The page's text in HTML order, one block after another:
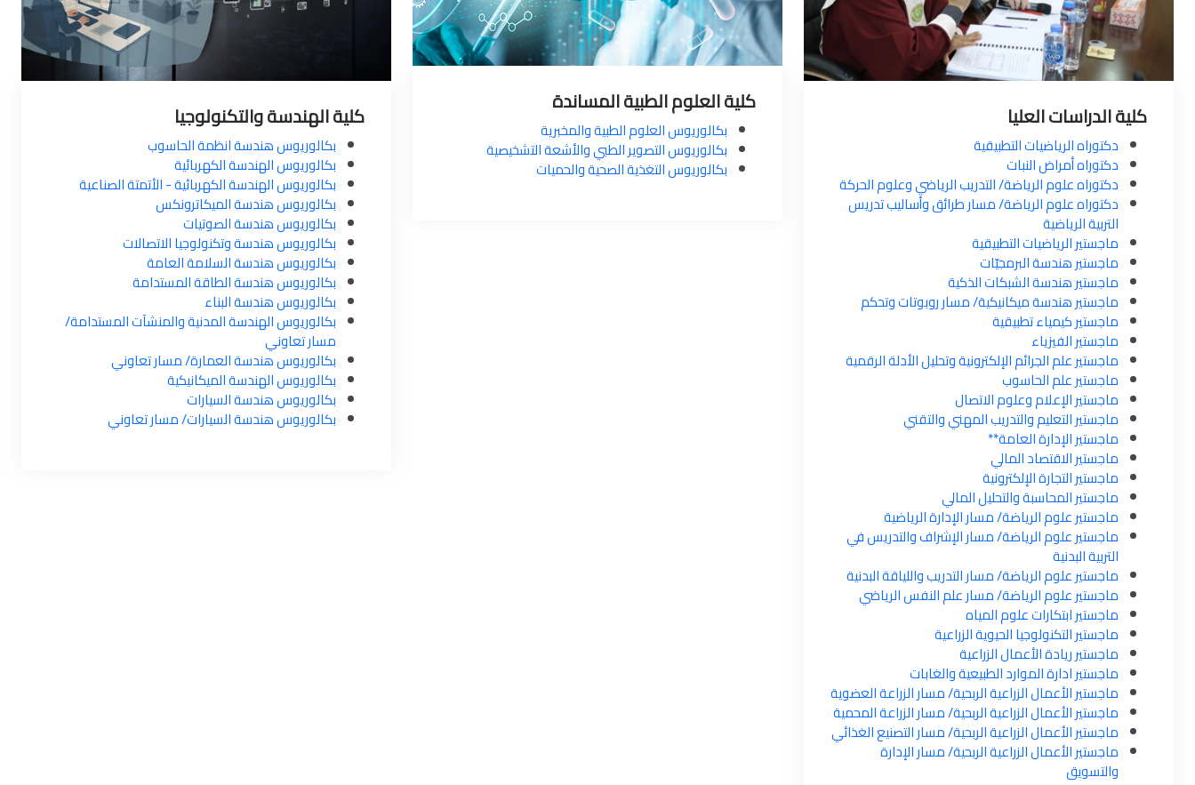
كلية الدراسات العليا
دكتوراه الرياضيات التطبيقية
دكتوراه أمراض النبات
دكتوراه علوم الرياضة/ التدريب الرياضي وعلوم الحركة
دكتوراه علوم الرياضة/ مسار طرائق وأساليب تدريس
التربية الرياضية
ماجستير الرياضيات التطبيقية
ماجستير هندسة البرمجيّات
ماجستير هندسة الشبكات الذكية
ماجستير هندسة ميكانيكية/ مسار روبوتات وتحكم
ماجستير كيمياء تطبيقية
ماجستير الفيزياء
ماجستير علم الجرائم الإلكترونية وتحليل الأدلة الرقمية
ماجستير علم الحاسوب
ماجستير الإعلام وعلوم الاتصال
ماجستير التعليم والتدريب المهني والتقني
ماجستير الإدارة العامة**
ماجستير الاقتصاد المالي
ماجستير التجارة الإلكترونية
ماجستير المحاسبة والتحليل المالي
ماجستير علوم الرياضة/ مسار الإدارة الرياضية
ماجستير علوم الرياضة/ مسار الإشراف والتدريس في
التربية البدنية
ماجستير علوم الرياضة/ مسار التدريب واللياقة البدنية
ماجستير علوم الرياضة/ مسار علم النفس الرياضي
ماجستير ابتكارات علوم المياه
ماجستير التكنولوجيا الحيوية الزراعية
ماجستير ريادة الأعمال الزراعية
ماجستير ادارة الموارد الطبيعية والغابات
ماجستير الأعمال الزراعية الربحية/ مسار الزراعة العضوية
ماجستير الأعمال الزراعية الربحية/ مسار الزراعة المحمية
ماجستير الأعمال الزراعية الربحية/ مسار التصنيع الغذائي
ماجستير الأعمال الزراعية الربحية/ مسار الإدارة
والتسويق
كلية العلوم الطبية المساندة
بكالوريوس العلوم الطبية والمخبرية
بكالوريوس التصوير الطبي والأشعة التشخيصية
بكالوريوس التغذية الصحية والحميات
كلية الهندسة والتكنولوجيا
بكالوريوس هندسة انظمة الحاسوب
بكالوريوس الهندسة الكهربائية
بكالوريوس الهندسة الكهربائية - الأتمتة الصناعية
بكالوريوس هندسة الميكاترونكس
بكالوريوس هندسة الصوتيات
بكالوريوس هندسة وتكنولوجيا الاتصالات
بكالوريوس هندسة السلامة العامة
بكالوريوس هندسة الطاقة المستدامة
بكالوريوس هندسة البناء
بكالوريوس الهندسة المدنية والمنشآت المستدامة/
مسار تعاوني
بكالوريوس هندسة العمارة/ مسار تعاوني
بكالوريوس الهندسة الميكانيكية
بكالوريوس هندسة السيارات
بكالوريوس هندسة السيارات/ مسار تعاوني